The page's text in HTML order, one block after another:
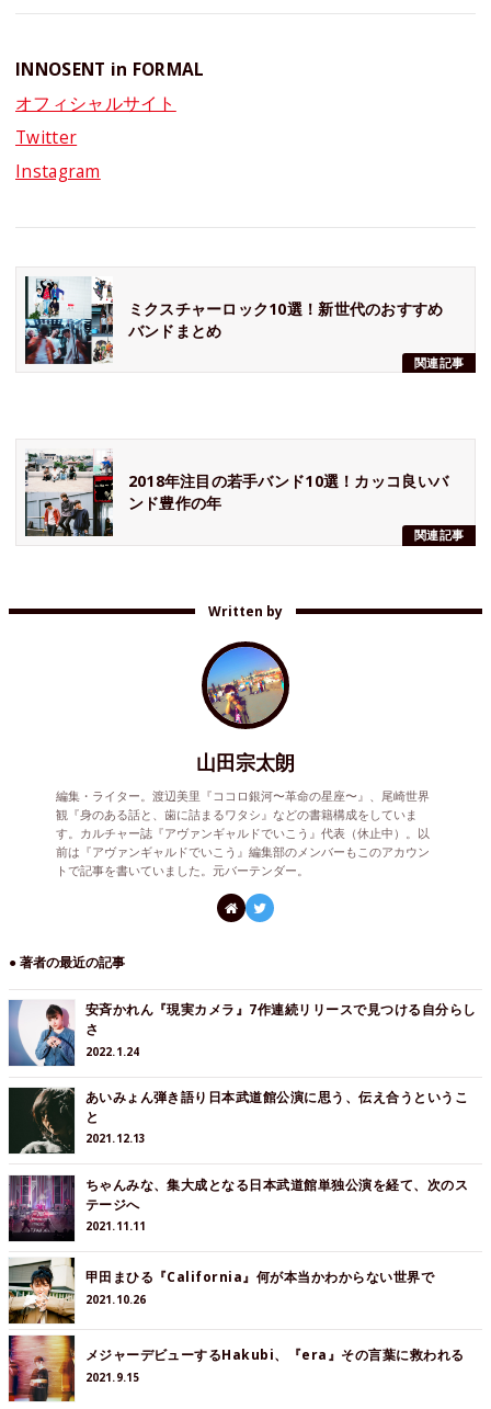
INNOSENT in FORMAL
オフィシャルサイト
Twitter
Instagram
関連記事
ミクスチャーロック10選！新世代のおすすめ
バンドまとめ
関連記事
2018年注目の若手バンド10選！カッコ良いバ
ンド豊作の年
Written by
山田宗太朗
編集・ライター。渡辺美里『ココロ銀河〜革命の星座〜』、尾崎世界
観『身のある話と、歯に詰まるワタシ』などの書籍構成をしていま
す。カルチャー誌『アヴァンギャルドでいこう』代表（休止中）。以
前は『アヴァンギャルドでいこう』編集部のメンバーもこのアカウン
トで記事を書いていました。元バーテンダー。
● 著者の最近の記事
安斉かれん『現実カメラ』7作連続リリースで見つける自分らし
さ
2022.1.24
あいみょん弾き語り日本武道館公演に思う、伝え合うというこ
と
2021.12.13
ちゃんみな、集大成となる日本武道館単独公演を経て、次のス
テージへ
2021.11.11
甲田まひる『California』何が本当かわからない世界で
2021.10.26
メジャーデビューするHakubi、『era』その言葉に救われる
2021.9.15